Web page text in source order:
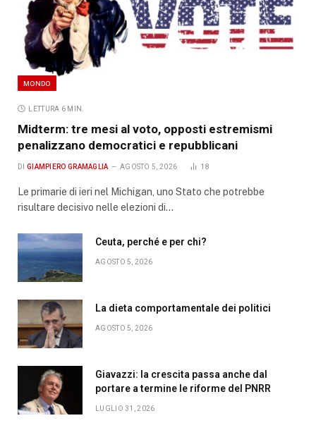
MONDO
LETTURA 6 MIN.
Midterm: tre mesi al voto, opposti estremismi
penalizzano democratici e repubblicani
DI GIAMPIERO GRAMAGLIA AGOSTO 5, 2026 18
Le primarie di ieri nel Michigan, uno Stato che potrebbe
risultare decisivo nelle elezioni di…
Ceuta, perché e per chi?
AGOSTO 5, 2026
La dieta comportamentale dei politici
AGOSTO 5, 2026
Giavazzi: la crescita passa anche dal
portare a termine le riforme del PNRR
LUGLIO 31, 2026